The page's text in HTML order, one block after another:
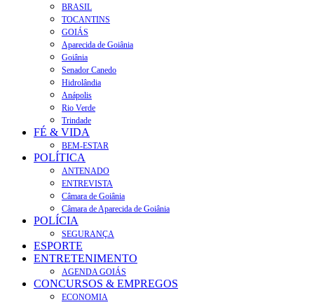
BRASIL
TOCANTINS
GOIÁS
Aparecida de Goiânia
Goiânia
Senador Canedo
Hidrolândia
Anápolis
Rio Verde
Trindade
FÉ & VIDA
BEM-ESTAR
POLÍTICA
ANTENADO
ENTREVISTA
Câmara de Goiânia
Câmara de Aparecida de Goiânia
POLÍCIA
SEGURANÇA
ESPORTE
ENTRETENIMENTO
AGENDA GOIÁS
CONCURSOS & EMPREGOS
ECONOMIA